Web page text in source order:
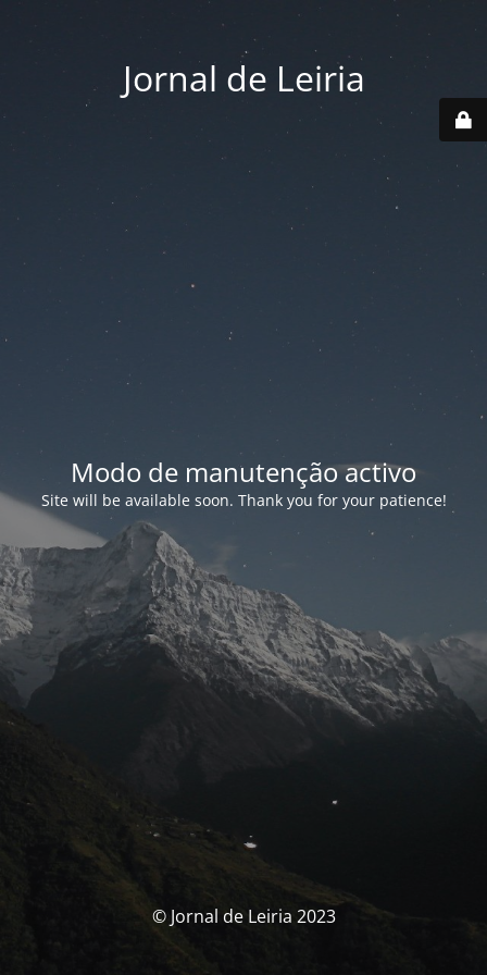
Jornal de Leiria
Modo de manutenção activo
Site will be available soon. Thank you for your patience!
© Jornal de Leiria 2023